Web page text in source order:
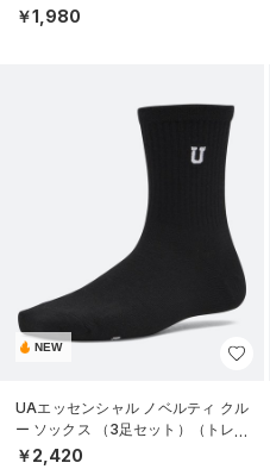
KIDS）
￥1,980
NEW
UAエッセンシャル ノベルティ クル
ー ソックス （3足セット）（トレー
ニング/WOMEN）
￥2,420